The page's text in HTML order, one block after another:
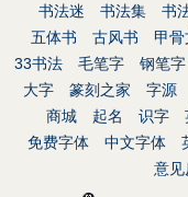
书法迷
书法集 书
五体书
古风书 甲骨
33书法
毛笔字 钢笔字
大字
篆刻之家 字源
商城
起名 识字
免费字体
中文字体
意见